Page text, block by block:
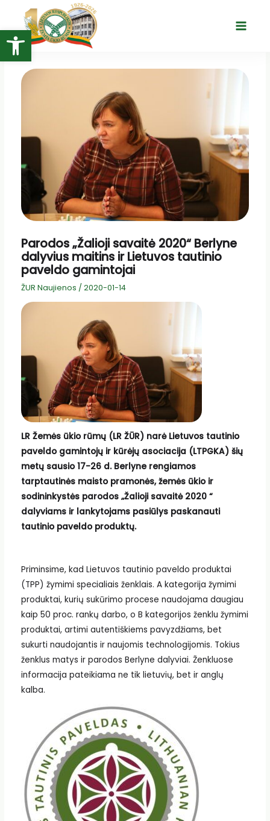
Open toolbar
turinio
Main
Parodos „Žalioji savaitė 2020“ Berlyne
dalyvius maitins ir Lietuvos tautinio
paveldo gamintojai
ŽUR Naujienos / 2020-01-14
LR Žemės ūkio rūmų (LR ŽŪR) narė Lietuvos tautinio
paveldo gamintojų ir kūrėjų asociacija (LTPGKA) šių
metų sausio 17-26 d. Berlyne rengiamos
tarptautinės maisto pramonės, žemės ūkio ir
sodininkystės parodos „Žalioji savaitė 2020 “
dalyviams ir lankytojams pasiūlys paskanauti
tautinio paveldo produktų.
Priminsime, kad Lietuvos tautinio paveldo produktai
(TPP) žymimi specialiais ženklais. A kategorija žymimi
produktai, kurių sukūrimo procese naudojama daugiau
kaip 50 proc. rankų darbo, o B kategorijos ženklu žymimi
produktai, artimi autentiškiems pavyzdžiams, bet
sukurti naudojantis ir naujomis technologijomis. Tokius
ženklus matys ir parodos Berlyne dalyviai. Ženkluose
informacija pateikiama ne tik lietuvių, bet ir anglų
kalba.